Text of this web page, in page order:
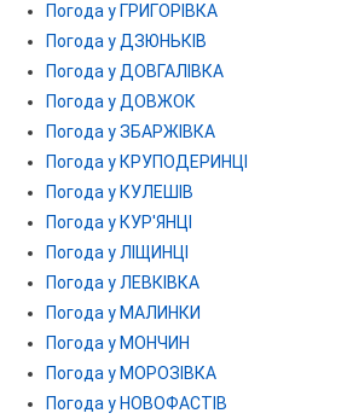
Погода у ГРИГОРІВКА
Погода у ДЗЮНЬКІВ
Погода у ДОВГАЛІВКА
Погода у ДОВЖОК
Погода у ЗБАРЖІВКА
Погода у КРУПОДЕРИНЦІ
Погода у КУЛЕШІВ
Погода у КУР'ЯНЦІ
Погода у ЛІЩИНЦІ
Погода у ЛЕВКІВКА
Погода у МАЛИНКИ
Погода у МОНЧИН
Погода у МОРОЗІВКА
Погода у НОВОФАСТІВ